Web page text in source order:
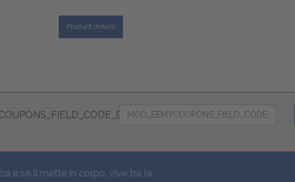
Product details
e se li mette in corpo, vive tra le